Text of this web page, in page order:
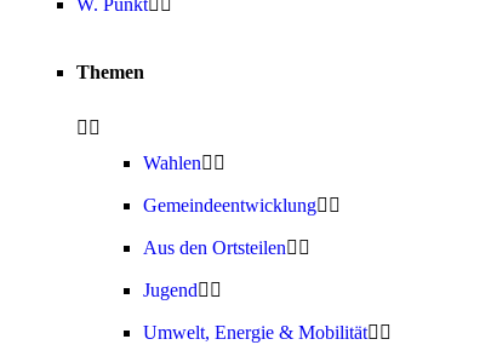
W. Punkt
Themen
Wahlen
Gemeindeentwicklung
Aus den Ortsteilen
Jugend
Umwelt, Energie & Mobilität